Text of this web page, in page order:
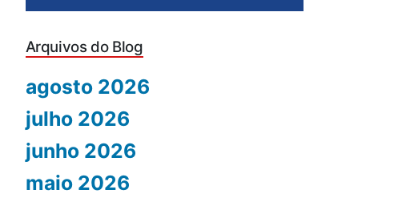
Arquivos do Blog
agosto 2026
julho 2026
junho 2026
maio 2026